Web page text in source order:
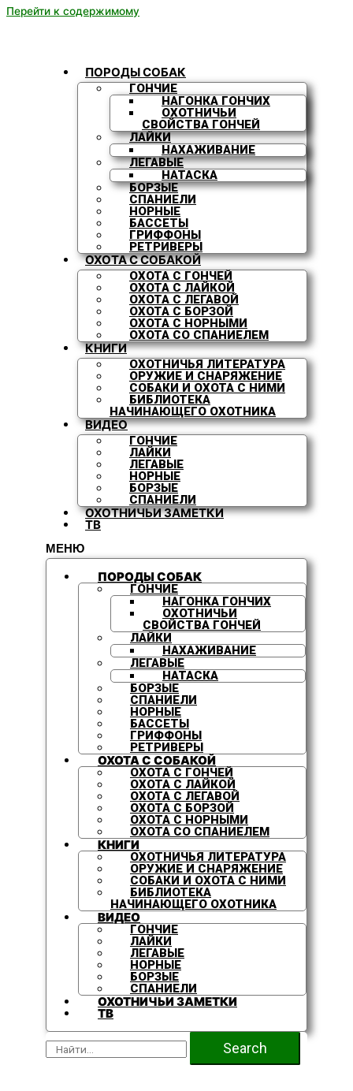
Перейти к содержимому
ПОРОДЫ СОБАК
ГОНЧИЕ
НАГОНКА ГОНЧИХ
ОХОТНИЧЬИ
СВОЙСТВА ГОНЧЕЙ
ЛАЙКИ
НАХАЖИВАНИЕ
ЛЕГАВЫЕ
НАТАСКА
БОРЗЫЕ
СПАНИЕЛИ
НОРНЫЕ
БАССЕТЫ
ГРИФФОНЫ
РЕТРИВЕРЫ
ОХОТА С СОБАКОЙ
ОХОТА С ГОНЧЕЙ
ОХОТА С ЛАЙКОЙ
ОХОТА С ЛЕГАВОЙ
ОХОТА С БОРЗОЙ
ОХОТА С НОРНЫМИ
ОХОТА СО СПАНИЕЛЕМ
КНИГИ
ОХОТНИЧЬЯ ЛИТЕРАТУРА
ОРУЖИЕ И СНАРЯЖЕНИЕ
СОБАКИ И ОХОТА С НИМИ
БИБЛИОТЕКА
НАЧИНАЮЩЕГО ОХОТНИКА
ВИДЕО
ГОНЧИЕ
ЛАЙКИ
ЛЕГАВЫЕ
НОРНЫЕ
БОРЗЫЕ
СПАНИЕЛИ
ОХОТНИЧЬИ ЗАМЕТКИ
ТВ
МЕНЮ
ПОРОДЫ СОБАК
ГОНЧИЕ
НАГОНКА ГОНЧИХ
ОХОТНИЧЬИ
СВОЙСТВА ГОНЧЕЙ
ЛАЙКИ
НАХАЖИВАНИЕ
ЛЕГАВЫЕ
НАТАСКА
БОРЗЫЕ
СПАНИЕЛИ
НОРНЫЕ
БАССЕТЫ
ГРИФФОНЫ
РЕТРИВЕРЫ
ОХОТА С СОБАКОЙ
ОХОТА С ГОНЧЕЙ
ОХОТА С ЛАЙКОЙ
ОХОТА С ЛЕГАВОЙ
ОХОТА С БОРЗОЙ
ОХОТА С НОРНЫМИ
ОХОТА СО СПАНИЕЛЕМ
КНИГИ
ОХОТНИЧЬЯ ЛИТЕРАТУРА
ОРУЖИЕ И СНАРЯЖЕНИЕ
СОБАКИ И ОХОТА С НИМИ
БИБЛИОТЕКА
НАЧИНАЮЩЕГО ОХОТНИКА
ВИДЕО
ГОНЧИЕ
ЛАЙКИ
ЛЕГАВЫЕ
НОРНЫЕ
БОРЗЫЕ
СПАНИЕЛИ
ОХОТНИЧЬИ ЗАМЕТКИ
ТВ
Search